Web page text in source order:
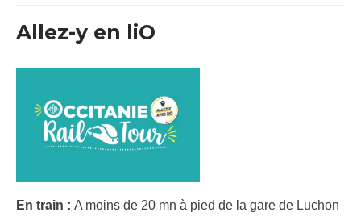
Allez-y en liO
En train : A moins de 20 mn à pied de la gare de Luchon